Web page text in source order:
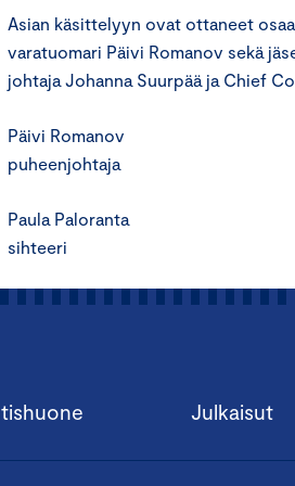
Asian käsittelyyn ovat ottaneet
varatuomari Päivi Romanov sekä
johtaja Johanna Suurpää ja Chief
Päivi Romanov
puheenjohtaja
Paula Paloranta
sihteeri
Julkaisut